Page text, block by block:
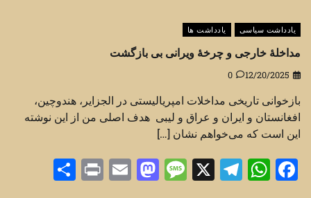
یادداشت سیاسی یادداشت ها
مداخلهٔ خارجی و چرخهٔ ویرانی بی بازگشت
12/20/2025
0
بازخوانی تاریخی مداخلات امپریالیستی در الجزایر، هندوچین،
افغانستان و ایران و عراق و لیبی هدف اصلی من از این نوشته
این است که می‌خواهم نشان […]
Facebook
WhatsApp
Telegram
X
Message
Mastodon
Email
Print